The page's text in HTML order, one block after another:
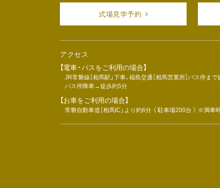
式場見学予約
アクセス
【電車・バスをご利用の場合】
JR常磐線［相馬駅」下車、福島交通［相馬営業所］バス停ま
バス停降車→徒歩約5分
【お車をご利用の場合】
常磐自動車道［相馬IC」より約6分 〈 駐車場200台 〉 ※満車